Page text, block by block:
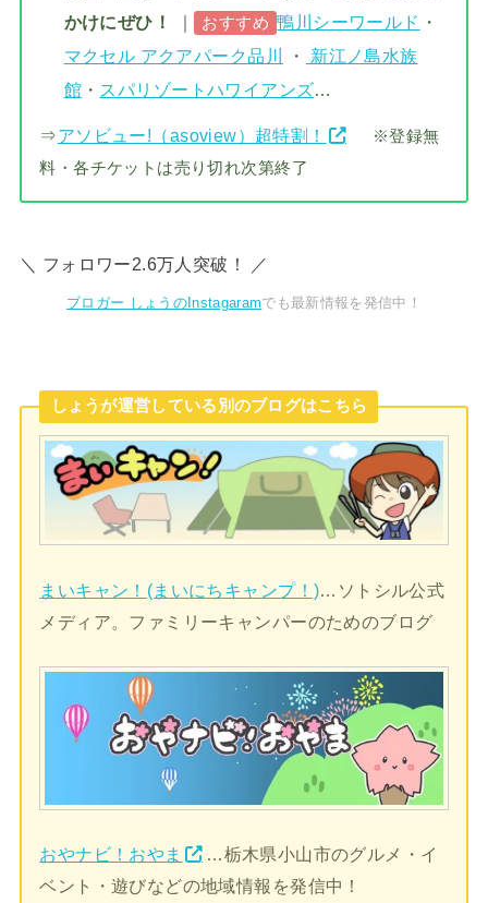
かけにぜひ！
おすすめ 鴨川シーワールド ・
マクセル アクアパーク品川
・
新江ノ島水族
館 ・ スパリゾートハワイアンズ…
⇒アソビュー!（asoview）超特割！
※登録無
料・各チケットは売り切れ次第終了
＼ フォロワー2.6万人突破！ ／
ブロガー しょうのInstagaramでも最新情報を発信中！
しょうが運営している別のブログはこちら
まいキャン！(まいにちキャンプ！) …ソトシル公式
メディア。ファミリーキャンパーのためのブログ
おやナビ！おやま
…栃木県小山市のグルメ・イ
ベント・遊びなどの地域情報を発信中！